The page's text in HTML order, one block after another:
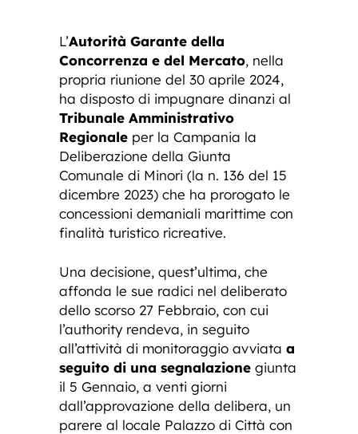
L’Autorità Garante della
Concorrenza e del Mercato, nella
propria riunione del 30 aprile 2024,
ha disposto di impugnare dinanzi al
Tribunale Amministrativo
Regionale per la Campania la
Deliberazione della Giunta
Comunale di Minori (la n. 136 del 15
dicembre 2023) che ha prorogato le
concessioni demaniali marittime con
finalità turistico ricreative.
Una decisione, quest’ultima, che
affonda le sue radici nel deliberato
dello scorso 27 Febbraio, con cui
l’authority rendeva, in seguito
all’attività di monitoraggio avviata a
seguito di una segnalazione giunta
il 5 Gennaio, a venti giorni
dall’approvazione della delibera, un
parere al locale Palazzo di Città con